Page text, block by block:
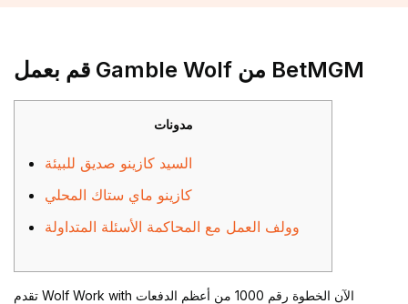
قم بعمل Gamble Wolf من BetMGM
مدونات
السيد كازينو صديق للبيئة
كازينو ماي ستاك المحلي
وولف العمل مع المحاكمة الأسئلة المتداولة
تقدم Wolf Work with الآن الخطوة رقم 1000 من أعظم الدفعات